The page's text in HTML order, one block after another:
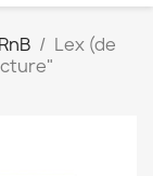
Lex (de